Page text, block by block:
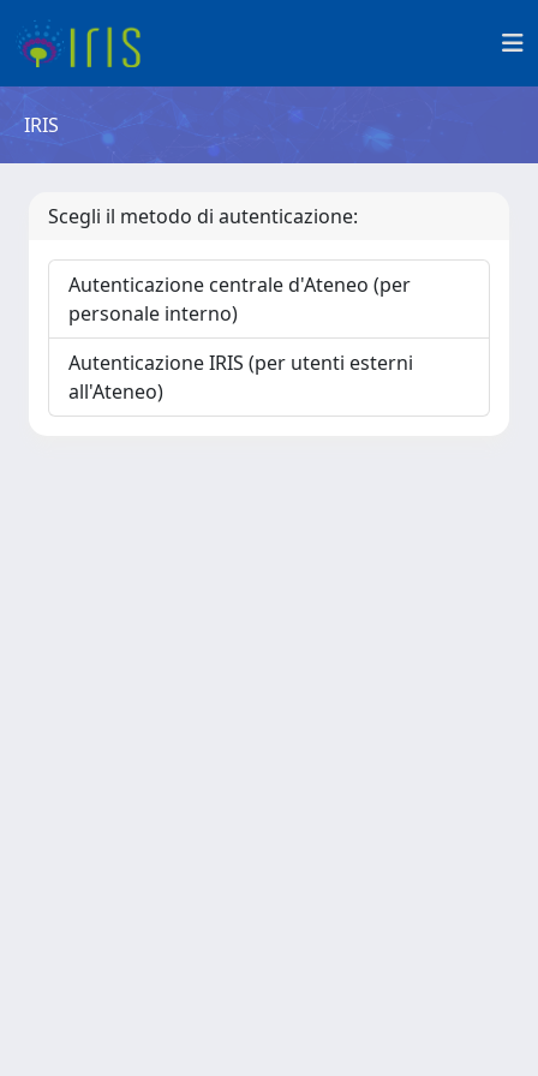
IRIS
Scegli il metodo di autenticazione:
Autenticazione centrale d'Ateneo (per
personale interno)
Autenticazione IRIS (per utenti esterni
all'Ateneo)